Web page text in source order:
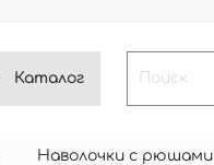
Каталог
Наволочки с рюшами